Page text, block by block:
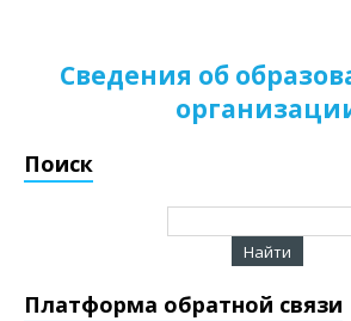
Сведения об
Поиск
Платформа обратной связи